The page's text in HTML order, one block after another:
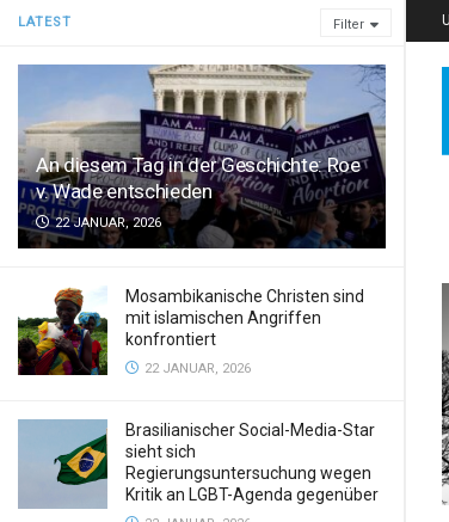
LATEST Filter
An diesem Tag in der Geschichte: Roe
v. Wade entschieden
22 JANUAR, 2026
Mosambikanische Christen sind
mit islamischen Angriffen
konfrontiert
22 JANUAR, 2026
Brasilianischer Social-Media-Star
sieht sich
Regierungsuntersuchung wegen
Kritik an LGBT-Agenda gegenüber